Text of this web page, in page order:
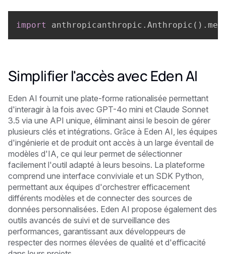
import anthropicanthropic . Anthropic ( ) .
Simplifier l'accès avec Eden AI
Eden AI fournit une plate-forme rationalisée permettant
d'interagir à la fois avec GPT-4o mini et Claude Sonnet
3.5 via une API unique, éliminant ainsi le besoin de gérer
plusieurs clés et intégrations. Grâce à Eden AI, les équipes
d'ingénierie et de produit ont accès à un large éventail de
modèles d'IA, ce qui leur permet de sélectionner
facilement l'outil adapté à leurs besoins. La plateforme
comprend une interface conviviale et un SDK Python,
permettant aux équipes d'orchestrer efficacement
différents modèles et de connecter des sources de
données personnalisées. Eden AI propose également des
outils avancés de suivi et de surveillance des
performances, garantissant aux développeurs de
respecter des normes élevées de qualité et d'efficacité